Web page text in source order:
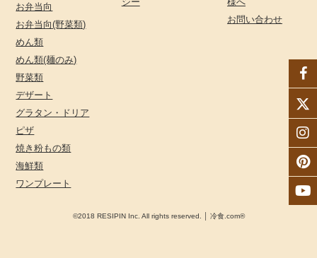
お弁当向
お弁当向(野菜類)
めん類
めん類(麺のみ)
野菜類
デザート
グラタン・ドリア
ピザ
焼き粉もの類
海鮮類
ワンプレート
お問い合わせ
©2018 RESIPIN Inc. All rights reserved. │ 冷食.com®